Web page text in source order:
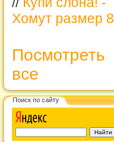
Хомут размер 8
Посмотреть
все
Поиск по сайту